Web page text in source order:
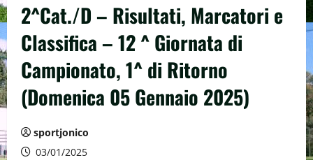
2^Cat./D – Risultati, Marcatori e
Classifica – 12 ^ Giornata di
Campionato, 1^ di Ritorno
(Domenica 05 Gennaio 2025)
sportjonico
03/01/2025